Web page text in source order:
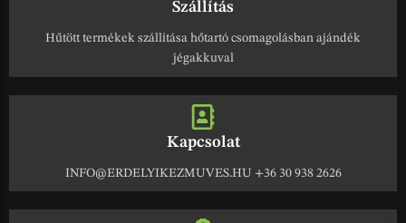
Szállítás
Hűtött termékek szállítása hőtartó csomagolásban ajándék
jégakkuval
Kapcsolat
INFO@ERDELYIKEZMUVES.HU +36 30 938 2626